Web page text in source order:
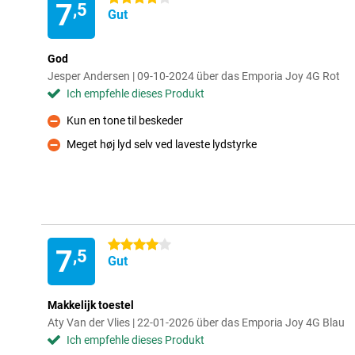
7,5 Gut
God
Jesper Andersen | 09-10-2024 über das Emporia Joy 4G Rot
Ich empfehle dieses Produkt
Kontra
Kun en tone til beskeder
Kontra
Meget høj lyd selv ved laveste lydstyrke
7,5
4 Sterne
Gut
Makkelijk toestel
Aty Van der Vlies | 22-01-2026 über das Emporia Joy 4G Blau
Ich empfehle dieses Produkt